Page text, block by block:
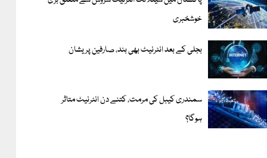
خوشخبری
بجلی کے بعد انٹرنیٹ بھی بند، صارفین پریشان
سمندری کیبل کی مرمت، کتنے دن انٹرنیٹ متاثر
ہوگا؟